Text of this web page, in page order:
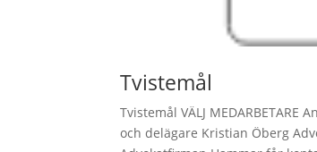
Tvistemål
Tvistemål VÄLJ
och delägare Kristian Öberg